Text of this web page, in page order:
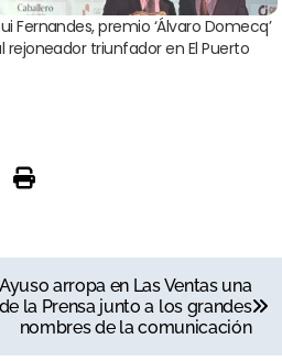
Fernandes, premio ‘Álvaro Domecq’
rejoneador triunfador en El Puerto
arropa en Las Ventas una
la Prensa junto a los grandes
nombres de la comunicación